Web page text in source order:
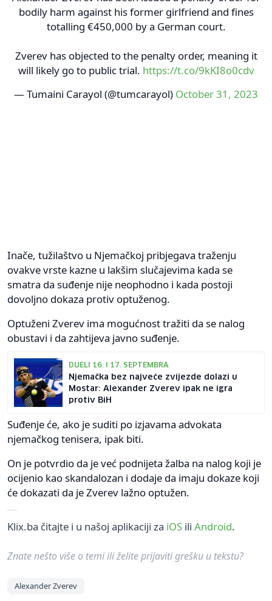
bodily harm against his former girlfriend and fines
totalling €450,000 by a German court.
Zverev has objected to the penalty order, meaning it
will likely go to public trial. https://t.co/9kKI8o0cdv
— Tumaini Carayol (@tumcarayol) October 31, 2023
Inače, tužilaštvo u Njemačkoj pribjegava traženju
ovakve vrste kazne u lakšim slučajevima kada se
smatra da suđenje nije neophodno i kada postoji
dovoljno dokaza protiv optuženog.
Optuženi Zverev ima mogućnost tražiti da se nalog
obustavi i da zahtijeva javno suđenje.
DUELI 16. I 17. SEPTEMBRA
Njemačka bez najveće zvijezde dolazi u
Mostar: Alexander Zverev ipak ne igra
protiv BiH
Suđenje će, ako je suditi po izjavama advokata
njemačkog tenisera, ipak biti.
On je potvrdio da je već podnijeta žalba na nalog koji je
ocijenio kao skandalozan i dodaje da imaju dokaze koji
će dokazati da je Zverev lažno optužen.
Klix.ba čitajte i u našoj aplikaciji za iOS ili Android.
Znate nešto više o temi ili želite prijaviti grešku u tekstu?
Alexander Zverev